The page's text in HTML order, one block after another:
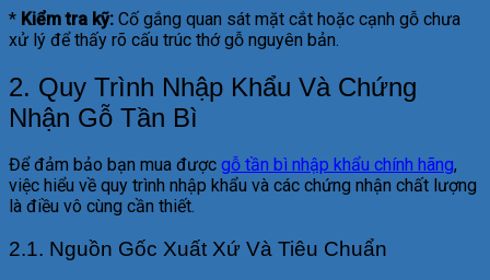
* Kiểm tra kỹ: Cố gắng quan sát mặt cắt hoặc cạnh gỗ chưa
xử lý để thấy rõ cấu trúc thớ gỗ nguyên bản.
2. Quy Trình Nhập Khẩu Và Chứng
Nhận Gỗ Tần Bì
Để đảm bảo bạn mua được gỗ tần bì nhập khẩu chính hãng,
việc hiểu về quy trình nhập khẩu và các chứng nhận chất lượng
là điều vô cùng cần thiết.
2.1. Nguồn Gốc Xuất Xứ Và Tiêu Chuẩn